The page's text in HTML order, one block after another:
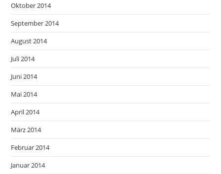
Oktober 2014
September 2014
August 2014
Juli 2014
Juni 2014
Mai 2014
April 2014
März 2014
Februar 2014
Januar 2014